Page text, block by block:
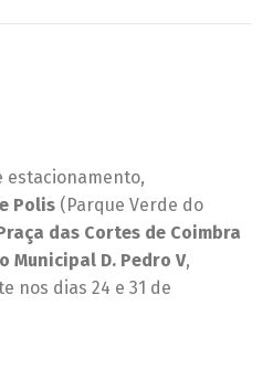
estacionamento,
Polis (Parque Verde do
das Cortes de Coimbra
Municipal D. Pedro V,
nos dias 24 e 31 de